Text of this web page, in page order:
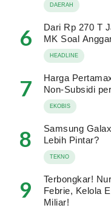
DAERAH
6
Dari Rp 270 T
MK Soal
HEADLINE
7
Harga
Non-Subsidi
EKOBIS
8
Samsung
Lebih Pintar?
TEKNO
9
Terbongkar!
Febrie, Kelola
Miliar!